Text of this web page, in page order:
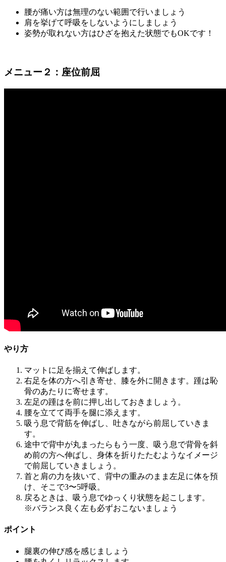
腰が痛い方は無理のない範囲で行いましょう
肩を挙げて呼吸をしないようにしましょう
姿勢が取れない方はひざを抱えた状態でもOKです！
メニュー２：座位前屈
やり方
マットに足を揃えて伸ばします。
右足を体の方へ引き寄せ、膝を外に開きます。踵は恥
骨のあたりに寄せます。
左足の踵はを前に押し出しておきましょう。
腰を立てて両手を腿に添えます。
吸う息で背筋を伸ばし、吐きながら前屈していきま
す。
途中で背中が丸まったらもう一度、吸う息で背骨を斜
め前の方へ伸ばし、身体を折りたたむようなイメージ
で前屈していきましょう。
首と肩の力を抜いて、背中の重みのまま左足に体を預
け、そこで3〜5呼吸。
戻るときは、吸う息でゆっくり状態を起こします。
※バランス良く左も必ずおこないましょう
ポイント
腿裏の伸び感を感じましょう